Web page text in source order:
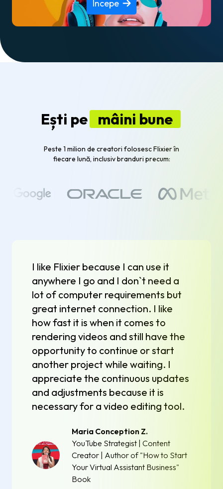
Începe
Ești pe mâini bune
Peste 1 milion de creatori folosesc Flixier în
fiecare lună, inclusiv branduri precum:
I like Flixier because I can use it
anywhere I go and I don`t need a
lot of computer requirements but
great internet connection. I like
how fast it is when it comes to
rendering videos and still have the
opportunity to continue or start
another project while waiting. I
appreciate the continuous updates
and adjustments because it is
necessary for a video editing tool.
Maria Conception Z.
YouTube Strategist | Content
Creator | Author of "How to Start
Your Virtual Assistant Business"
Book